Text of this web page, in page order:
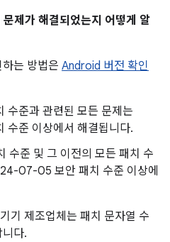
제가 해결되었는지 어떻게 알
는 방법은 Android 버전 확인
준과 관련된 모든 문제는
준 이상에서 해결됩니다.
준 및 그 이전의 모든 패치 수
07-05 보안 패치 수준 이상에
기 제조업체는 패치 문자열 수
다.